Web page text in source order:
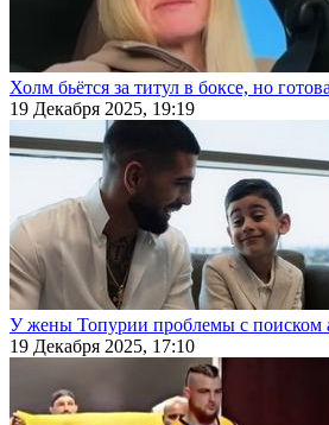
Холм бьётся за титул в боксе, но
19 Декабря 2025, 19:19
У жены Топурии проблемы с
19 Декабря 2025, 17:10